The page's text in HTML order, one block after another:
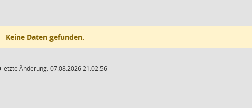
Keine Daten gefunden.
letzte Änderung: 07.08.2026 21:02:56